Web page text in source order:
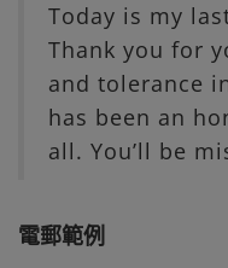
Today is my
Thank you for
and tolerance
has been an
all. You’ll be
電郵範例